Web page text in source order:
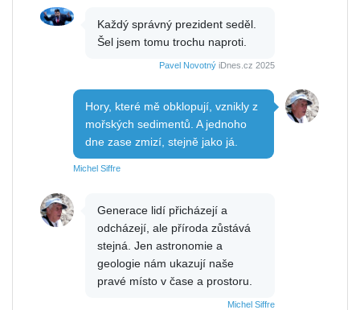
Každý správný prezident seděl.
Šel jsem tomu trochu naproti.
Pavel Novotný iDnes.cz 2025
Hory, které mě obklopují, vznikly z
mořských sedimentů. A jednoho
dne zase zmizí, stejně jako já.
Michel Siffre
Generace lidí přicházejí a
odcházejí, ale příroda zůstává
stejná. Jen astronomie a
geologie nám ukazují naše
pravé místo v čase a prostoru.
Michel Siffre